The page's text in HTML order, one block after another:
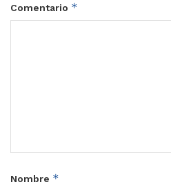
Comentario *
Nombre *